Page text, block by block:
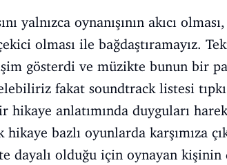
yalnızca oynanışının akıcı
olması ile bağdaştıramayız.
gösterdi ve müzikte bunun bir
fakat soundtrack listesi
hikaye anlatımında duyguları
hikaye bazlı oyunlarda karşımıza
dayalı olduğu için oynayan kişinin